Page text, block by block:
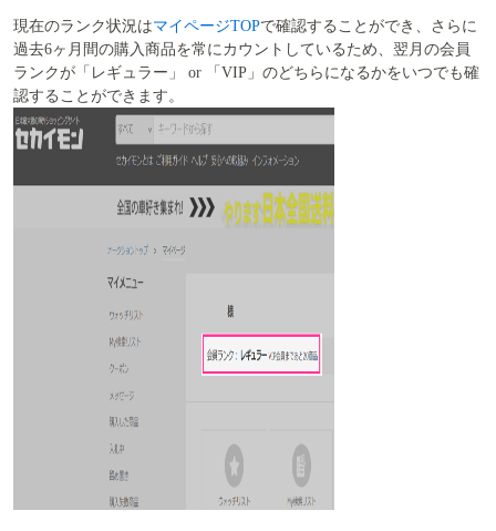
現在のランク状況はマイページTOPで確認することができ、さらに
過去6ヶ月間の購入商品を常にカウントしているため、翌月の会員
ランクが「レギュラー」 or 「VIP」のどちらになるかをいつでも確
認することができます。